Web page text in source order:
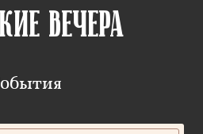
вечера